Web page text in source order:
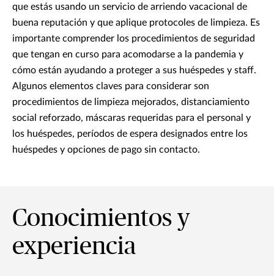
que estás usando un servicio de arriendo vacacional de
buena reputación y que aplique protocoles de limpieza. Es
importante comprender los procedimientos de seguridad
que tengan en curso para acomodarse a la pandemia y
cómo están ayudando a proteger a sus huéspedes y staff.
Algunos elementos claves para considerar son
procedimientos de limpieza mejorados, distanciamiento
social reforzado, máscaras requeridas para el personal y
los huéspedes, períodos de espera designados entre los
huéspedes y opciones de pago sin contacto.
Conocimientos y
experiencia